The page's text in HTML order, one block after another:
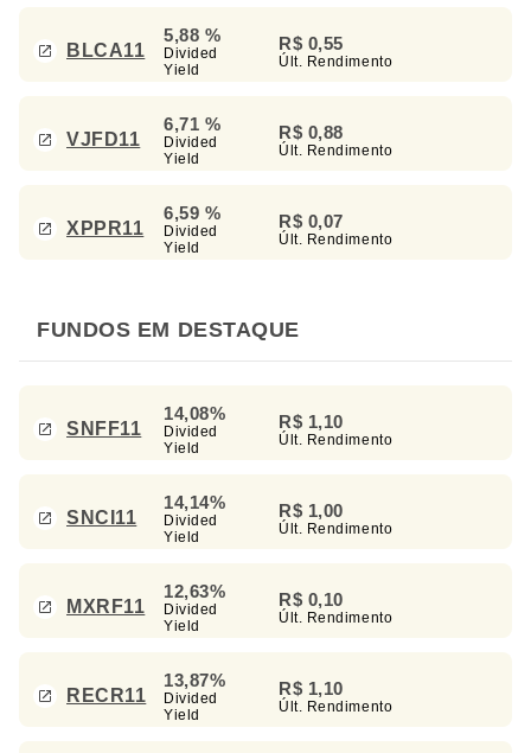
BLCA11
5,88 %
Divided
Yield
R$ 0,55
Últ. Rendimento
VJFD11
6,71 %
Divided
Yield
R$ 0,88
Últ. Rendimento
XPPR11
6,59 %
Divided
Yield
R$ 0,07
Últ. Rendimento
FUNDOS EM DESTAQUE
SNFF11
14,08%
Divided
Yield
R$ 1,10
Últ. Rendimento
SNCI11
14,14%
Divided
Yield
R$ 1,00
Últ. Rendimento
MXRF11
12,63%
Divided
Yield
R$ 0,10
Últ. Rendimento
RECR11
13,87%
Divided
Yield
R$ 1,10
Últ. Rendimento